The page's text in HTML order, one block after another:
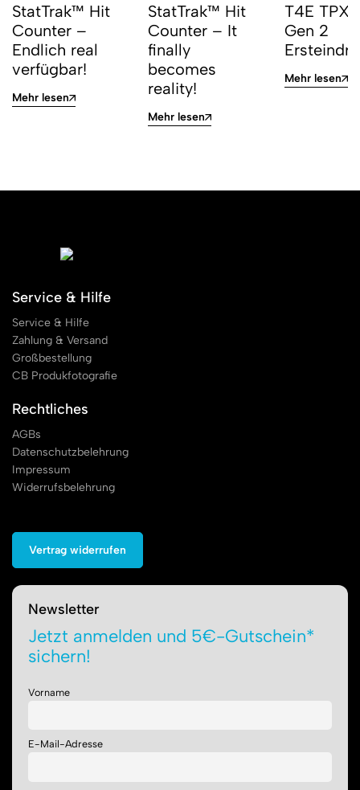
StatTrak™ Hit
Counter –
Endlich real
verfügbar!
Mehr lesen
StatTrak™ Hit
Counter – It
finally
becomes
reality!
Mehr lesen
T4E TPX
Gen 2
Mehr lesen
Service & Hilfe
Service & Hilfe
Zahlung & Versand
Großbestellung
CB Produkfotografie
Rechtliches
AGBs
Datenschutzbelehrung
Impressum
Widerrufsbelehrung
Vertrag widerrufen
Newsletter
Jetzt anmelden und 5€-Gutschein*
sichern!
Vorname
E-Mail-Adresse